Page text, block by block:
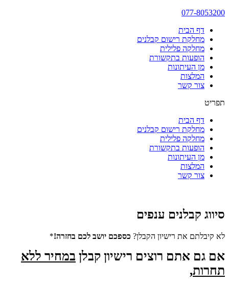
077-8053200
דף הבית
מחלקת רישום קבלנים
מחלקה פלילית
הופעות בתקשורת
מן העיתונות
המלצות
צור קשר
תפריט
דף הבית
מחלקת רישום קבלנים
מחלקה פלילית
הופעות בתקשורת
מן העיתונות
המלצות
צור קשר
סיווג קבלנים ענפים
לא קיבלתם את רישיון הקבלן? כספכם יושב לכם בחזרה!*
אם גם אתם רוצים רישיון קבלן במחיר ללא
תחרות,